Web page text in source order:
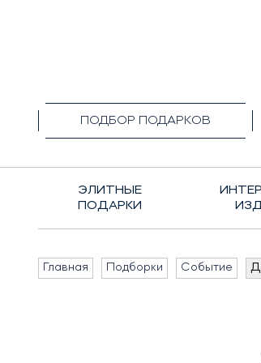
ПОДБОР ПОДАРКОВ
ЭЛИТНЫЕ
ПОДАРКИ
Главная Подборки Событие